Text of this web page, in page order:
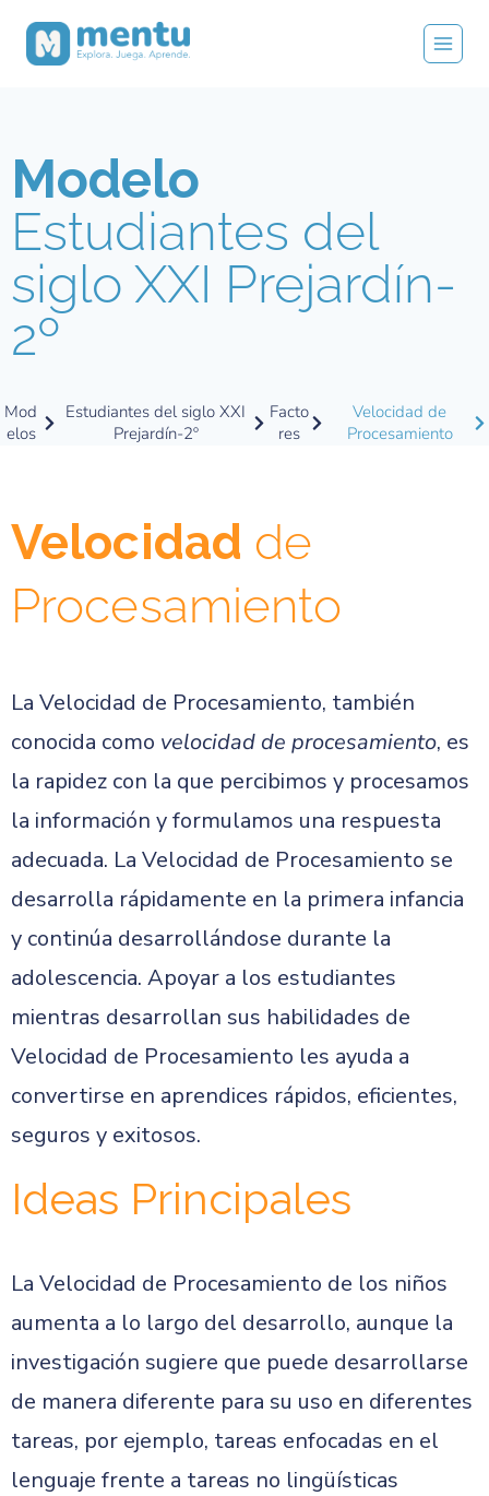
Modelo
Estudiantes del
siglo XXI Prejardín-
2º
Mod
elos
Estudiantes del siglo XXI
Prejardín-2º
Facto
res
Velocidad de
Procesamiento
Velocidad de
Procesamiento
La Velocidad de Procesamiento, también
conocida como velocidad de procesamiento, es
la rapidez con la que percibimos y procesamos
la información y formulamos una respuesta
adecuada. La Velocidad de Procesamiento se
desarrolla rápidamente en la primera infancia
y continúa desarrollándose durante la
adolescencia. Apoyar a los estudiantes
mientras desarrollan sus habilidades de
Velocidad de Procesamiento les ayuda a
convertirse en aprendices rápidos, eficientes,
seguros y exitosos.
Ideas Principales
La Velocidad de Procesamiento de los niños
aumenta a lo largo del desarrollo, aunque la
investigación sugiere que puede desarrollarse
de manera diferente para su uso en diferentes
tareas, por ejemplo, tareas enfocadas en el
lenguaje frente a tareas no lingüísticas